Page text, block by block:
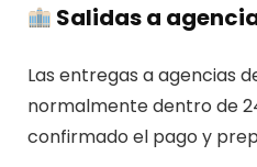
Salidas a
Las entregas a agencias
normalmente dentro de
confirmado el pago y